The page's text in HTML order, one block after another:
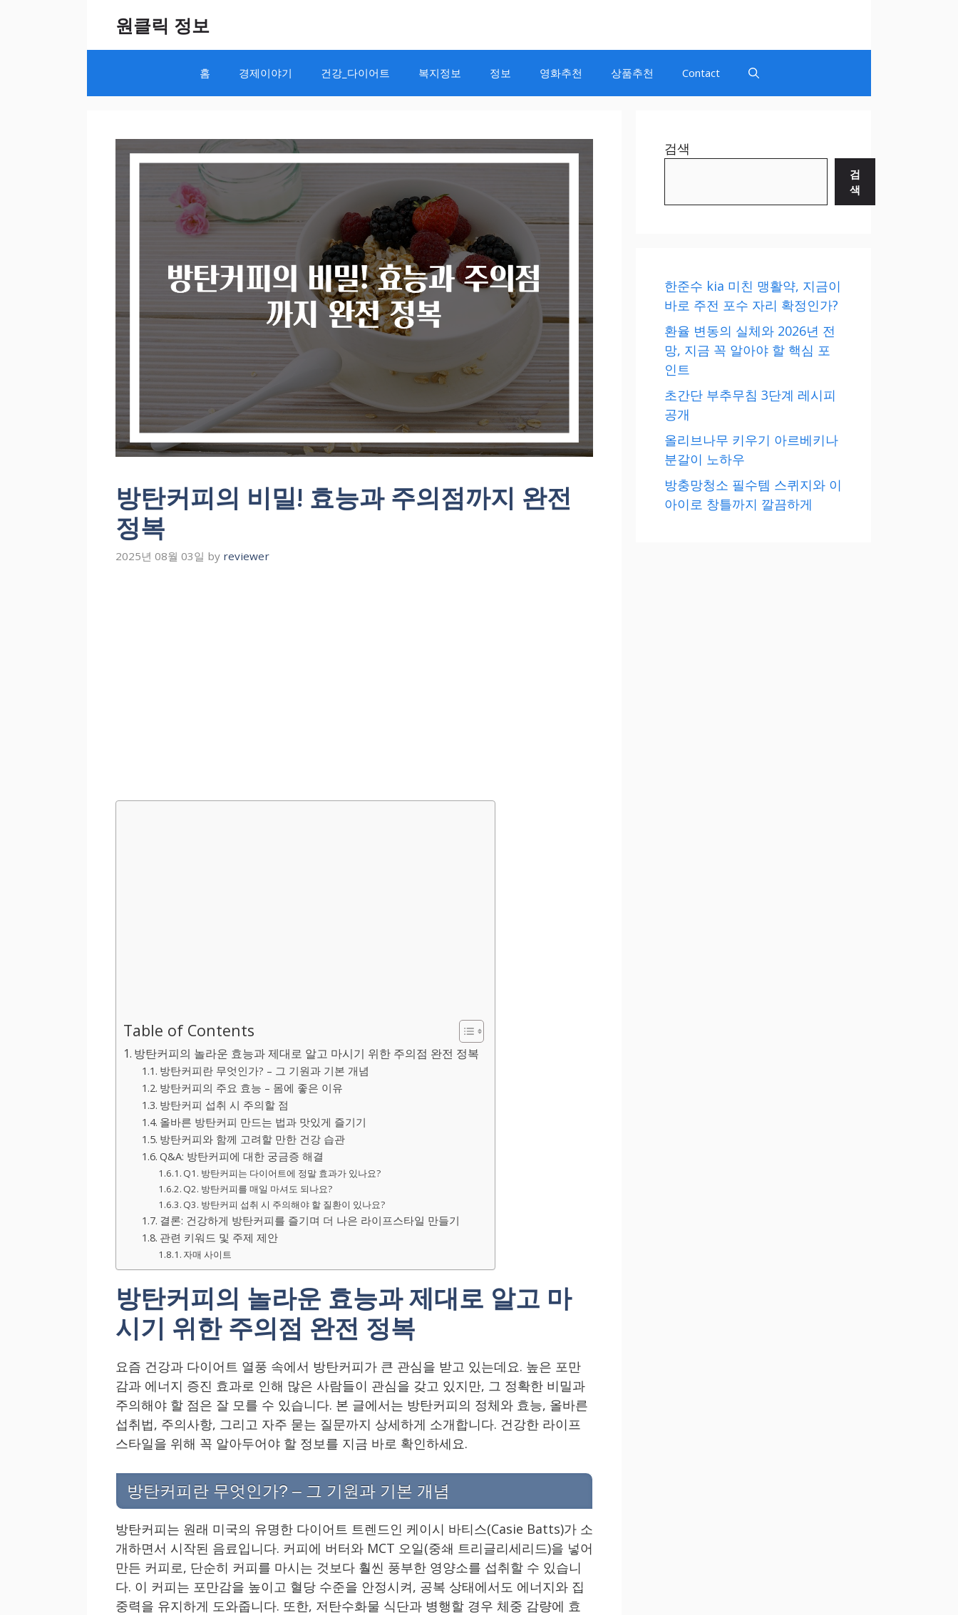
원클릭 정보
홈 경제이야기 건강_다이어트 복지정보 정보 영화추천 상품추천 Contact
방탄커피의 비밀! 효능과 주의점까지 완전
정복
2025년 08월 03일 by reviewer
Table of Contents
방탄커피의 놀라운 효능과 제대로 알고 마시기 위한 주의점 완전 정복
방탄커피란 무엇인가? – 그 기원과 기본 개념
방탄커피의 주요 효능 – 몸에 좋은 이유
방탄커피 섭취 시 주의할 점
올바른 방탄커피 만드는 법과 맛있게 즐기기
방탄커피와 함께 고려할 만한 건강 습관
Q&A: 방탄커피에 대한 궁금증 해결
Q1. 방탄커피는 다이어트에 정말 효과가 있나요?
Q2. 방탄커피를 매일 마셔도 되나요?
Q3. 방탄커피 섭취 시 주의해야 할 질환이 있나요?
결론: 건강하게 방탄커피를 즐기며 더 나은 라이프스타일 만들기
관련 키워드 및 주제 제안
자매 사이트
방탄커피의 놀라운 효능과 제대로 알고 마
시기 위한 주의점 완전 정복
요즘 건강과 다이어트 열풍 속에서 방탄커피가 큰 관심을 받고 있는데요. 높은 포만
감과 에너지 증진 효과로 인해 많은 사람들이 관심을 갖고 있지만, 그 정확한 비밀과
주의해야 할 점은 잘 모를 수 있습니다. 본 글에서는 방탄커피의 정체와 효능, 올바른
섭취법, 주의사항, 그리고 자주 묻는 질문까지 상세하게 소개합니다. 건강한 라이프
스타일을 위해 꼭 알아두어야 할 정보를 지금 바로 확인하세요.
방탄커피란 무엇인가? – 그 기원과 기본 개념
방탄커피는 원래 미국의 유명한 다이어트 트렌드인 케이시 바티스(Casie Batts)가 소
개하면서 시작된 음료입니다. 커피에 버터와 MCT 오일(중쇄 트리글리세리드)을 넣어
만든 커피로, 단순히 커피를 마시는 것보다 훨씬 풍부한 영양소를 섭취할 수 있습니
다. 이 커피는 포만감을 높이고 혈당 수준을 안정시켜, 공복 상태에서도 에너지와 집
중력을 유지하게 도와줍니다. 또한, 저탄수화물 식단과 병행할 경우 체중 감량에 효
검색
검
색
한준수 kia 미친 맹활약, 지금이
바로 주전 포수 자리 확정인가?
환율 변동의 실체와 2026년 전
망, 지금 꼭 알아야 할 핵심 포
인트
초간단 부추무침 3단계 레시피
공개
올리브나무 키우기 아르베키나
분갈이 노하우
방충망청소 필수템 스퀴지와 이
아이로 창틀까지 깔끔하게